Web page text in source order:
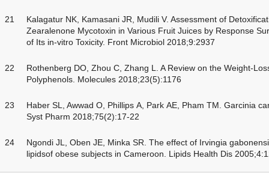
21
Kalagatur NK, Kamasani JR, Mudili V. Assessment of
Zearalenone Mycotoxin in Various Fruit Juices by Response
of Its in-vitro Toxicity. Front Microbiol 2018;9:2937
22
Rothenberg DO, Zhou C, Zhang L. A Review on the Weight-
Polyphenols. Molecules 2018;23(5):1176
23
Haber SL, Awwad O, Phillips A, Park AE, Pham TM. Garcinia
Syst Pharm 2018;75(2):17-22
24
Ngondi JL, Oben JE, Minka SR. The effect of Irvingia
lipidsof obese subjects in Cameroon. Lipids Health Dis